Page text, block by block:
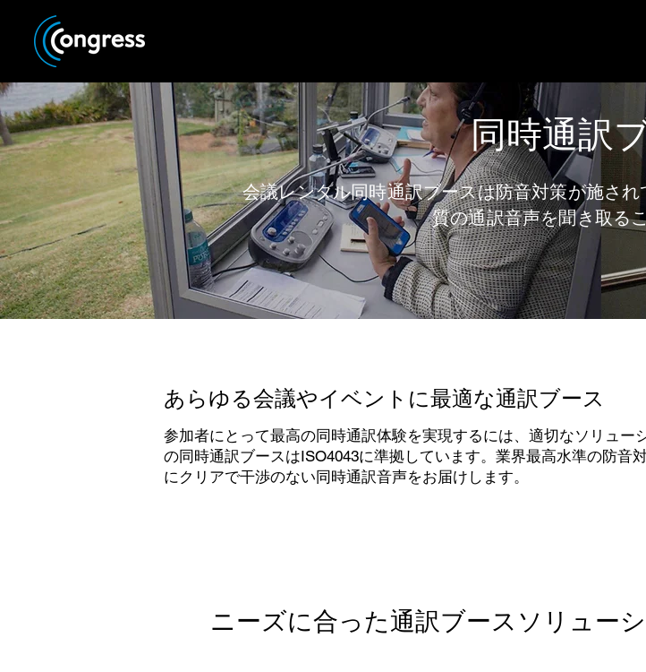
同時通訳
会議レンタル同時通訳ブースは防音対策が施さ
質の通訳音声を聞き取る
あらゆる会議やイベントに最適な通訳ブース
参加者にとって最高の同時通訳体験を実現するには、適切なソリュー
の同時通訳ブースはISO4043に準拠しています。業界最高水準の防音
にクリアで干渉のない同時通訳音声をお届けします。
ニーズに合った通訳ブースソリュー